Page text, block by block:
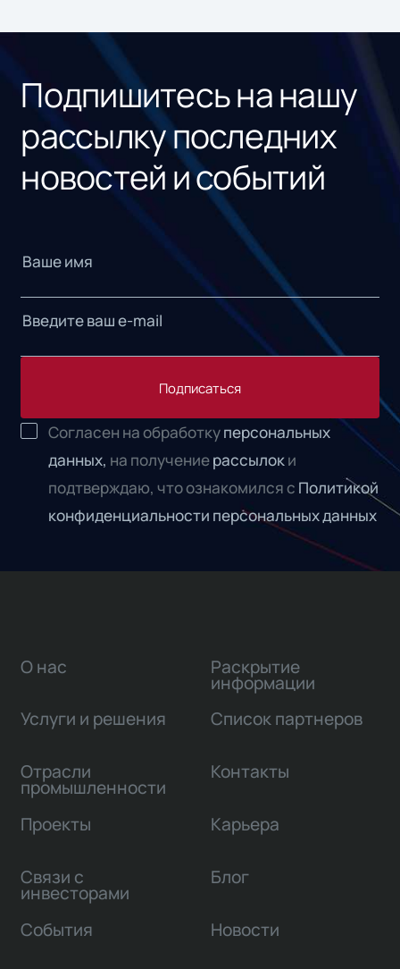
Подпишитесь на нашу
рассылку последних
новостей и событий
Подписаться
Согласен на обработкуперсональных
данных, на получениерассылоки
подтверждаю, что ознакомился с Политикой
конфиденциальности персональных данных
О нас
Услуги и решения
Отрасли
промышленности
Проекты
Связи с
инвесторами
Раскрытие
информации
Список партнеров
Контакты
Карьера
Блог
События Новости